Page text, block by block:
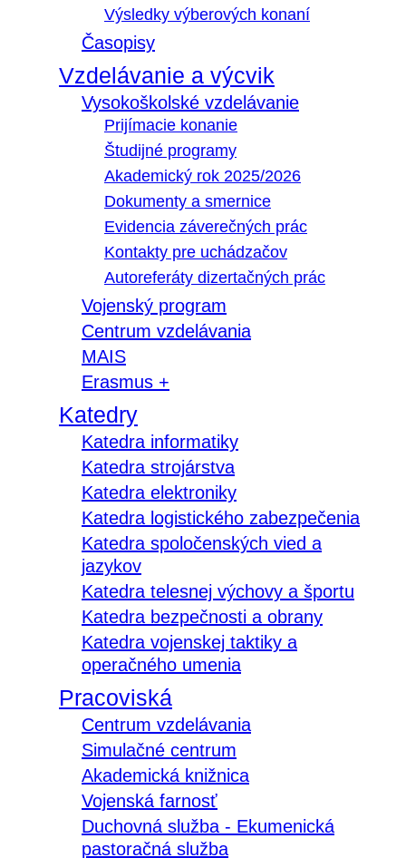
Výsledky výberových konaní
Časopisy
Vzdelávanie a výcvik
Vysokoškolské vzdelávanie
Prijímacie konanie
Študijné programy
Akademický rok 2025/2026
Dokumenty a smernice
Evidencia záverečných prác
Kontakty pre uchádzačov
Autoreferáty dizertačných prác
Vojenský program
Centrum vzdelávania
MAIS
Erasmus +
Katedry
Katedra informatiky
Katedra strojárstva
Katedra elektroniky
Katedra logistického zabezpečenia
Katedra spoločenských vied a
jazykov
Katedra telesnej výchovy a športu
Katedra bezpečnosti a obrany
Katedra vojenskej taktiky a
operačného umenia
Pracoviská
Centrum vzdelávania
Simulačné centrum
Akademická knižnica
Vojenská farnosť
Duchovná služba - Ekumenická
pastoračná služba